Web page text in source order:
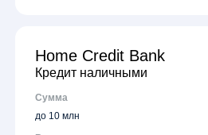
Home Credit Bank
Кредит наличными
Сумма
до 10 млн